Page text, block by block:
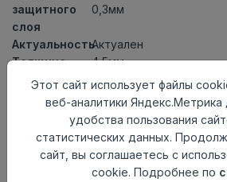
защитного
слоя
0,3мм
АктуальностьАктуален
Толщина
4,5мм
Размер
640x128мм
до +27 градусов
укладки
Замковый метод
Этот сайт использует файлы
веб-аналитики
удобства пользования
статистических данных.
сайт, вы соглашаетесь с
cookie. Подробнее по